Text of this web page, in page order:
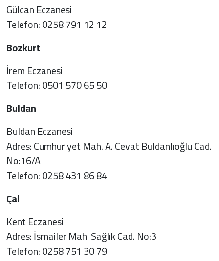
Gülcan Eczanesi
Telefon: 0258 791 12 12
Bozkurt
İrem Eczanesi
Telefon: 0501 570 65 50
Buldan
Buldan Eczanesi
Adres: Cumhuriyet Mah. A. Cevat Buldanlıoğlu Cad.
No:16/A
Telefon: 0258 431 86 84
Çal
Kent Eczanesi
Adres: İsmailer Mah. Sağlık Cad. No:3
Telefon: 0258 751 30 79